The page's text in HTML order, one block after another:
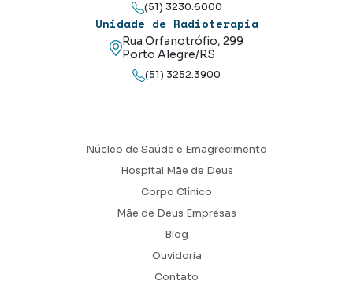
(51) 3230.6000
Unidade de Radioterapia
Rua Orfanotrófio, 299
Porto Alegre/RS
(51) 3252.3900
Núcleo de Saúde e Emagrecimento
Hospital Mãe de Deus
Corpo Clínico
Mãe de Deus Empresas
Blog
Ouvidoria
Contato